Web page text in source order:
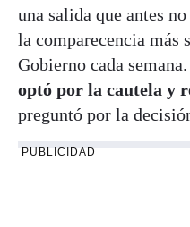
una salida que antes
la comparecencia más
Gobierno cada
optó por la cautela y
preguntó por la
PUBLICIDAD